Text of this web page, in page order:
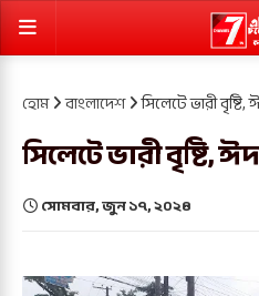
হোম বাংলাদেশ সিলেটে ভারী
সিলেটে ভারী
সোমবার, জুন ১৭, ২০২৪